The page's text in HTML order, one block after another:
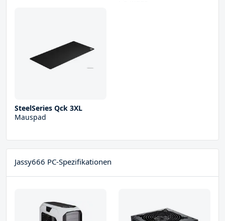
SteelSeries Qck 3XL
Mauspad
Jassy666 PC-Spezifikationen